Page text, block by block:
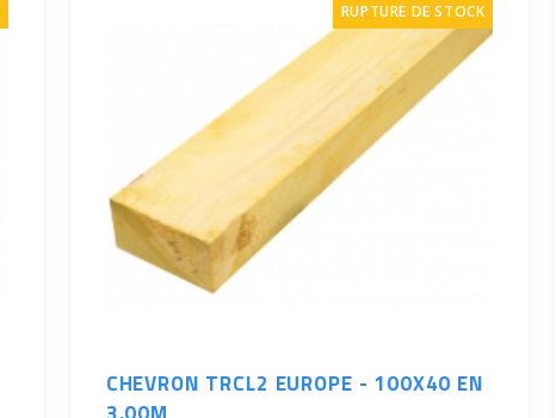
CHEVRON TRCL2 EUROPE - 100X40 EN
RUPTURE DE STOCK